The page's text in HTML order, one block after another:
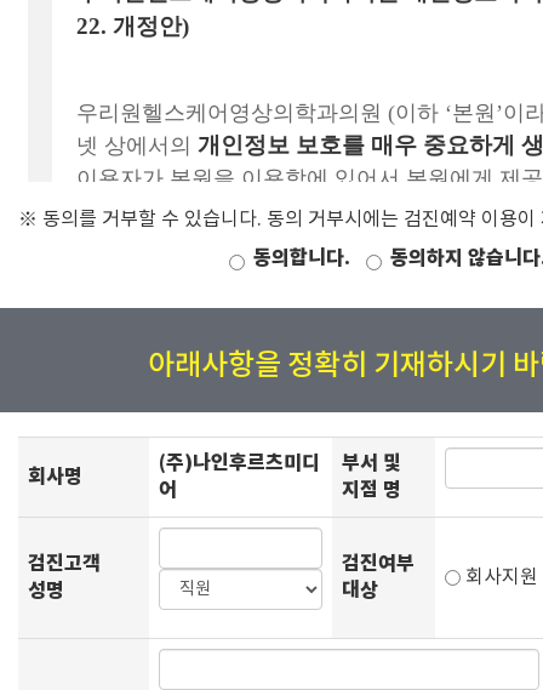
※ 동의를 거부할 수 있습니다. 동의 거부시에는 검진예약 이용이
동의합니다. 동의하지 않습니
아래사항을 정확히 기재하시기
회사명
(주)나인후르츠미디
어
부서 및
지점 명
검진고객
성명
검진여부
대상
회사지